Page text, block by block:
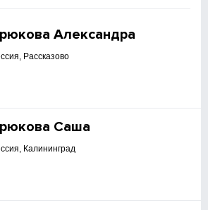
Александра
Рассказово
Саша
Калининград